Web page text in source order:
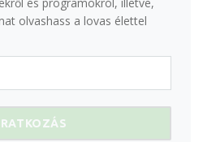
és programokról, illetve,
olvashass a lovas élettel